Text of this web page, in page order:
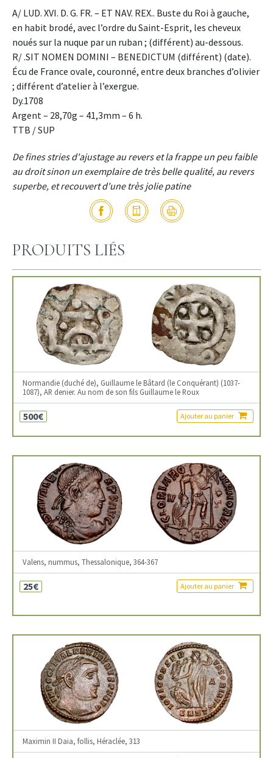
A/ LUD. XVI. D. G. FR. – ET NAV. REX.. Buste du Roi à gauche,
en habit brodé, avec l’ordre du Saint-Esprit, les cheveux
noués sur la nuque par un ruban ; (différent) au-dessous.
R/ .SIT NOMEN DOMINI – BENEDICTUM (différent) (date).
Écu de France ovale, couronné, entre deux branches d’olivier
; différent d’atelier à l’exergue.
Dy.1708
Argent – 28,70g – 41,3mm – 6 h.
TTB / SUP
De fines stries d'ajustage au revers et la frappe un peu faible
au droit sinon un exemplaire de très belle qualité, au revers
superbe, et recouvert d'une très jolie patine
PRODUITS LIÉS
Normandie (duché de), Guillaume le Bâtard (le Conquérant) (1037-
1087), AR denier. Au nom de son fils Guillaume le Roux
500€ Ajouter au panier
Valens, nummus, Thessalonique, 364-367
25€ Ajouter au panier
Maximin II Daia, follis, Héraclée, 313